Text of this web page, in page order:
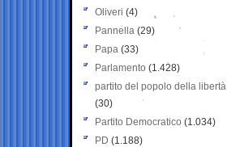
Oliveri (4)
Pannella (29)
Papa (33)
Parlamento (1.428)
partito del popolo della libertà
(30)
Partito Democratico (1.034)
PD (1.188)